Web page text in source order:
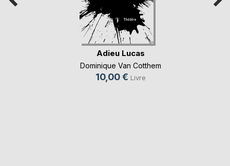
Adieu Lucas
Dominique Van Cotthem
10,00 € Livre